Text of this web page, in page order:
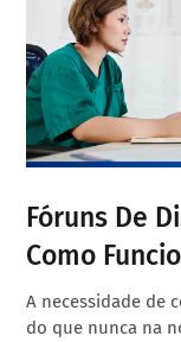
Fóruns De
Como
A necessidade de
do que nunca na